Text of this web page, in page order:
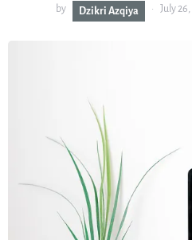
by Dzikri Azqiya July